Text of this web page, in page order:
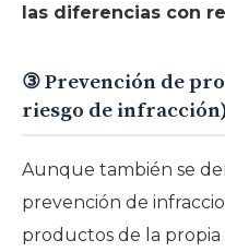
las diferencias con
③ Prevención de
riesgo de
Aunque también se
prevención de
productos de la